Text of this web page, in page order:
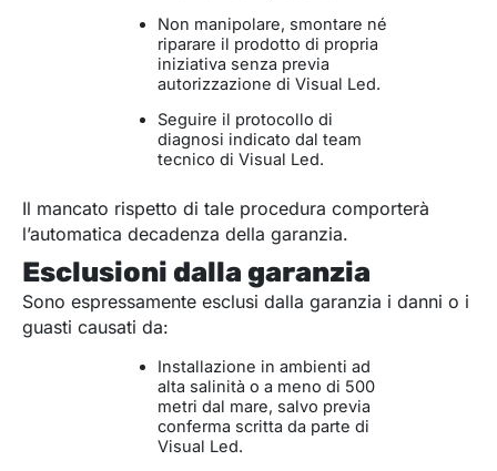
Non manipolare, smontare né
riparare il prodotto di propria
iniziativa senza previa
autorizzazione di Visual Led.
Seguire il protocollo di
diagnosi indicato dal team
tecnico di Visual Led.
Il mancato rispetto di tale procedura comporterà
l’automatica decadenza della garanzia.
Esclusioni dalla garanzia
Sono espressamente esclusi dalla garanzia i danni o i
guasti causati da:
Installazione in ambienti ad
alta salinità o a meno di 500
metri dal mare, salvo previa
conferma scritta da parte di
Visual Led.